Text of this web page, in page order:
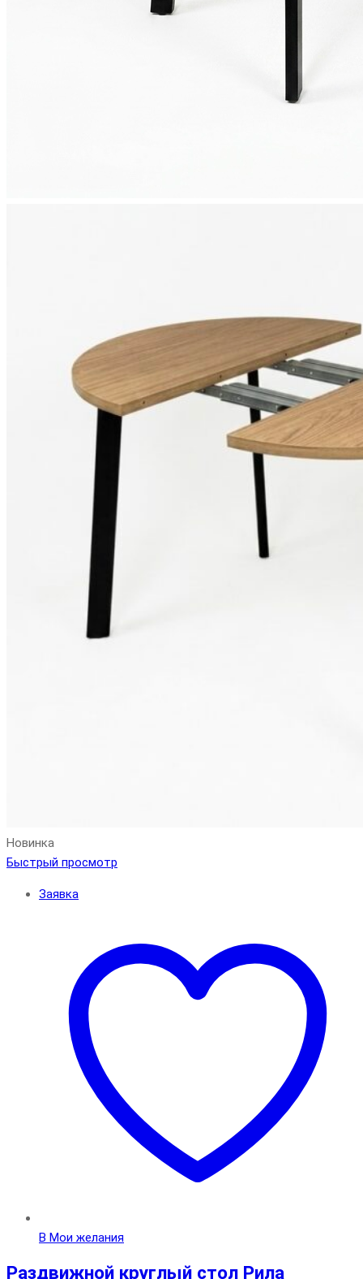
Новинка
Быстрый просмотр
Заявка
В Мои желания
Раздвижной круглый стол Рила